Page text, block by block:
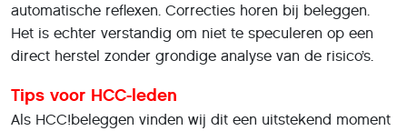
automatische reflexen. Correcties horen bij beleggen.
Het is echter verstandig om niet te speculeren op een
direct herstel zonder grondige analyse van de risico’s.
Tips voor HCC-leden
Als HCC!beleggen vinden wij dit een uitstekend moment